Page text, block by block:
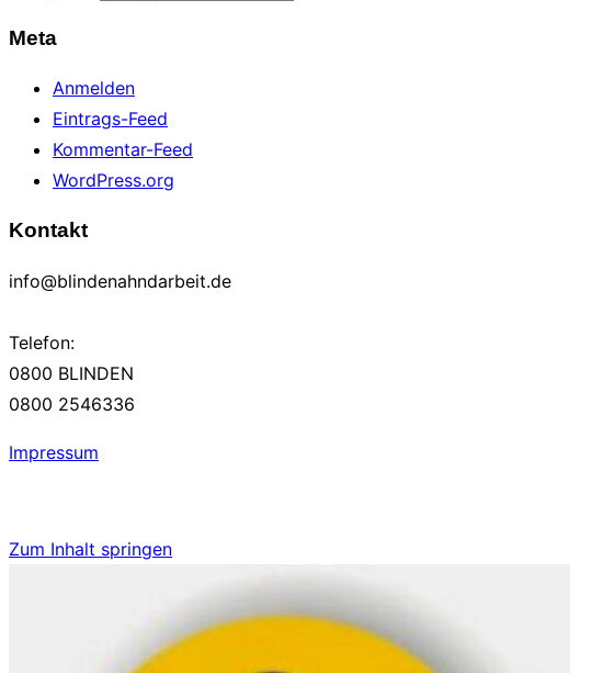
Meta
Anmelden
Eintrags-Feed
Kommentar-Feed
WordPress.org
Kontakt
info@blindenahndarbeit.de
Telefon:
0800 BLINDEN
0800 2546336
Impressum
Zum Inhalt springen